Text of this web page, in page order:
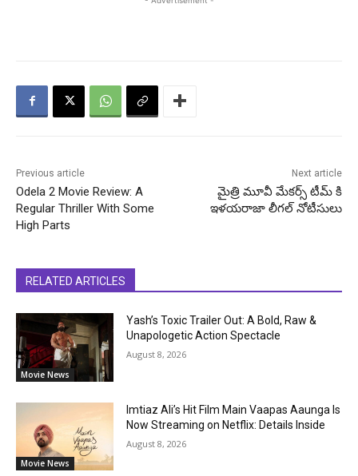
Previous article
Odela 2 Movie Review: A
Regular Thriller With Some
High Parts
Next article
మైత్రి మూవీ మేకర్స్ టీమ్ కి
ఇళయరాజా లీగల్ నోటీసులు
RELATED ARTICLES
Movie News
Yash’s Toxic Trailer Out: A Bold, Raw &
Unapologetic Action Spectacle
August 8, 2026
Movie News
Imtiaz Ali’s Hit Film Main Vaapas Aaunga Is
Now Streaming on Netflix: Details Inside
August 8, 2026